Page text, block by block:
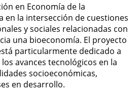
en Economía de la
en la intersección de cuestiones
y sociales relacionadas con
una bioeconomía. El proyecto
particularmente dedicado a
avances tecnológicos en la
socioeconómicas,
en desarrollo.